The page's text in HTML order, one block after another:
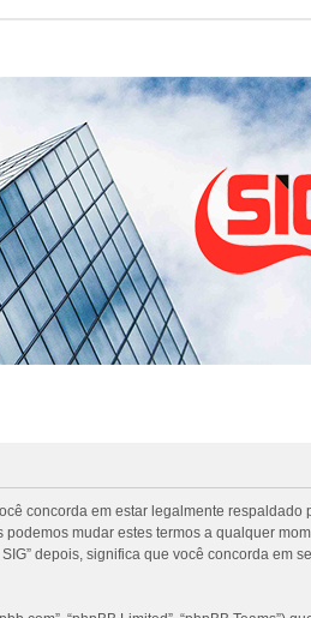
concorda em estar legalmente
mudar estes termos a qualquer
depois, significa que você concorda em